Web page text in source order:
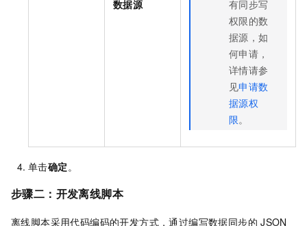
数据源
有同步写
权限的数
据源，如
何申请，
详情请参
见申请数
据源权
限。
单击确定 。
步骤二：开发离线脚本
离线脚本采用代码编码的开发方式，通过编写数据同步的 JSON